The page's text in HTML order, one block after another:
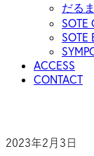
だる
SOTE
SOTE
ACCESS
CONTACT
2023年2月3日